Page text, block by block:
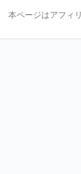
本ページはアフィ